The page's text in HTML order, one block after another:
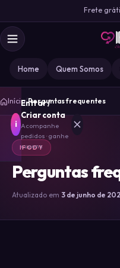
Frete
Home Quem Somos
i
Entrar /
Criar conta
Acompanhe
pedidos · ganhe
cupons
MARCA
Início/Perguntas frequentes
IFODY
Perguntas
Atualizado em 3 de junho de